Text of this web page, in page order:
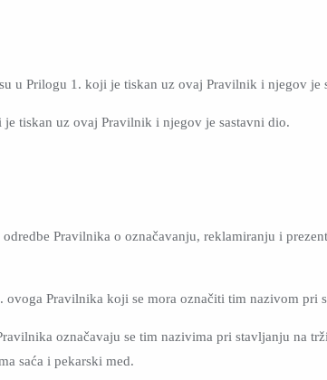
u Prilogu 1. koji je tiskan uz ovaj Pravilnik i njegov je
tiskan uz ovaj Pravilnik i njegov je sastavni dio.
Pravilnika o označavanju, reklamiranju i
Pravilnika koji se mora označiti tim nazivom pri
označavaju se tim nazivima pri stavljanju na
saća i pekarski med.